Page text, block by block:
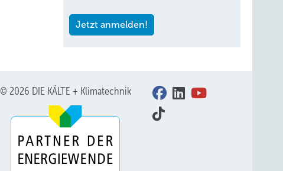
Jetzt anmelden!
© 2026 DIE KÄLTE + Klimatechnik